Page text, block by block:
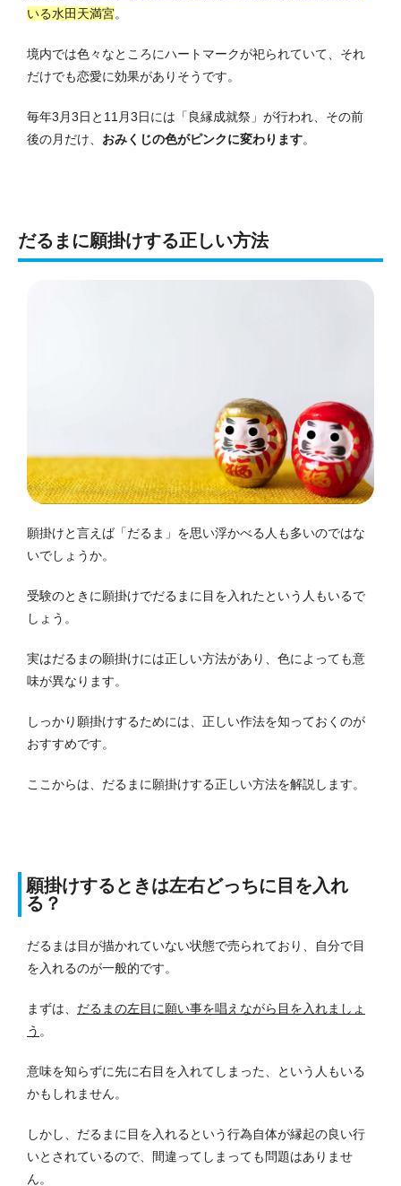
いる水田天満宮。
境内では色々なところにハートマークが祀られていて、それ
だけでも恋愛に効果がありそうです。
毎年3月3日と11月3日には「良縁成就祭」が行われ、その前
後の月だけ、 おみくじの色がピンクに変わります。
だるまに願掛けする正しい方法
願掛けと言えば「だるま」を思い浮かべる人も多いのではな
いでしょうか。
受験のときに願掛けでだるまに目を入れたという人もいるで
しょう。
実はだるまの願掛けには正しい方法があり、色によっても意
味が異なります。
しっかり願掛けするためには、正しい作法を知っておくのが
おすすめです。
ここからは、だるまに願掛けする正しい方法を解説します。
願掛けするときは左右どっちに目を入れ
る？
だるまは目が描かれていない状態で売られており、自分で目
を入れるのが一般的です。
まずは、 だるまの左目に願い事を唱えながら目を入れましょ
う 。
意味を知らずに先に右目を入れてしまった、という人もいる
かもしれません。
しかし、だるまに目を入れるという行為自体が縁起の良い行
いとされているので、間違ってしまっても問題はありませ
ん。